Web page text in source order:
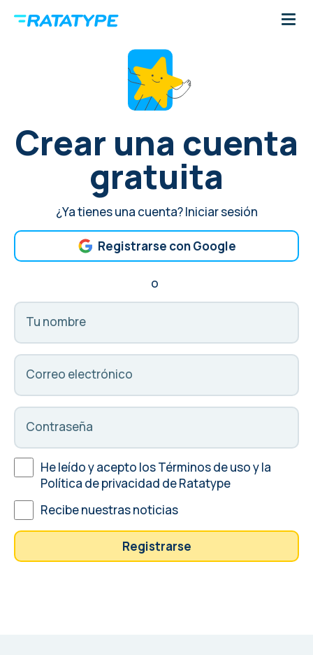
Crear una cuenta
gratuita
¿Ya tienes una cuenta?Iniciar sesión
Registrarse con Google
o
Tu nombre
Correo electrónico
Contraseña
He leído y acepto los Términos de usoyla
Política de privacidad de Ratatype
Recibe nuestras noticias
Registrarse